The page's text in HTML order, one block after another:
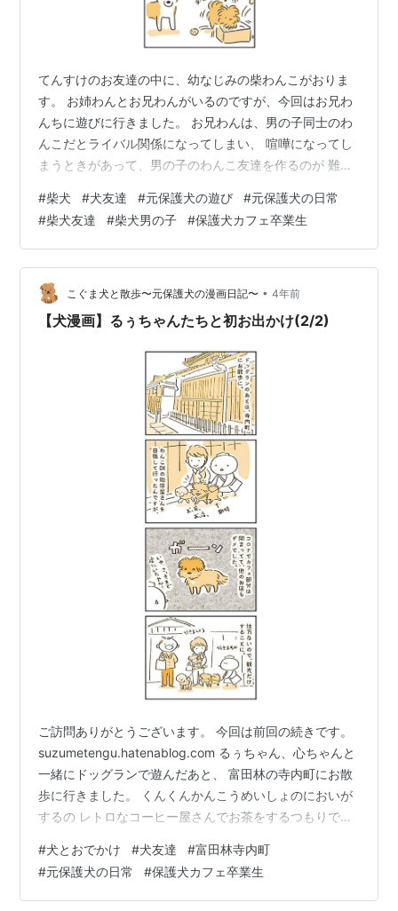
てんすけのお友達の中に、幼なじみの柴わんこがおりま
す。 お姉わんとお兄わんがいるのですが、今回はお兄わ
んちに遊びに行きました。 お兄わんは、男の子同士のわ
んこだとライバル関係になってしまい、 喧嘩になってし
まうときがあって、男の子のわんこ友達を作るのが 難し
たときはだめだったのに、３回目ぐらいに 突然しっぽフ
リフリになってくれて、無事挨拶できました。 そこから
てんすけのことをすごく好きになってくれて、会うたび
に喜んでくれます。 甘えてくれるかわいいわんこ ママさ
んは貴重な男友達としててんすけのことをすごく可愛が
ってくれるので てんすけもここん…
#柴犬 #犬友達 #元保護犬の遊び #元保護犬の日常
#柴犬友達 #柴犬男の子 #保護犬カフェ卒業生
こぐま犬と散歩〜元保護犬の漫画日記〜 • 4年前
【犬漫画】るぅちゃんたちと初お出かけ(2/2)
ご訪問ありがとうございます。 今回は前回の続きです。
suzumetengu.hatenablog.com るぅちゃん、心ちゃんと
一緒にドッグランで遊んだあと、 富田林の寺内町にお散
歩に行きました。 くんくんかんこうめいしょのにおいが
するの レトロなコーヒー屋さんでお茶をするつもりで行
が前にいたので 聞いてみたら「今、飲食は閉めてます
よ？」と…。 豆の販売のみやっているみたいでした。 残
念…。 お店に入る気満々だったてんすけはがっかり。
#犬とおでかけ #犬友達 #富田林寺内町
#元保護犬の日常 #保護犬カフェ卒業生